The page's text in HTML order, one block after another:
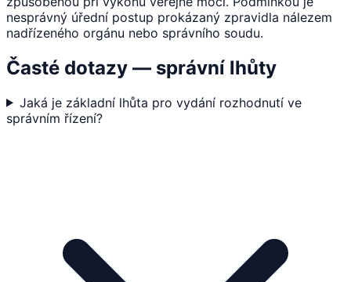
nesprávný úřední postup prokázaný zpravidla nálezem
nadřízeného orgánu nebo správního soudu.
Časté dotazy — správní lhůty
Jaká je základní lhůta pro vydání rozhodnutí ve
správním řízení?